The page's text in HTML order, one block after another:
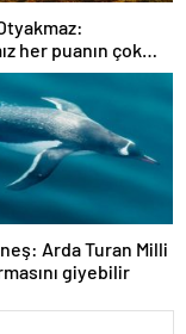
her puanın çok
Arda Turan Milli
giyebilir